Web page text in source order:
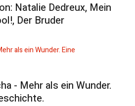
Natalie Dedreux, Mein
Der Bruder
- Mehr als ein Wunder.